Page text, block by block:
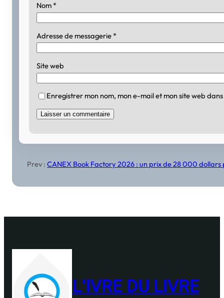
Nom *
Adresse de messagerie *
Site web
Enregistrer mon nom, mon e-mail et mon site web
Prev :CANEX Book Factory 2026 : un prix de 28 000
L'IVRE DU LIVRE